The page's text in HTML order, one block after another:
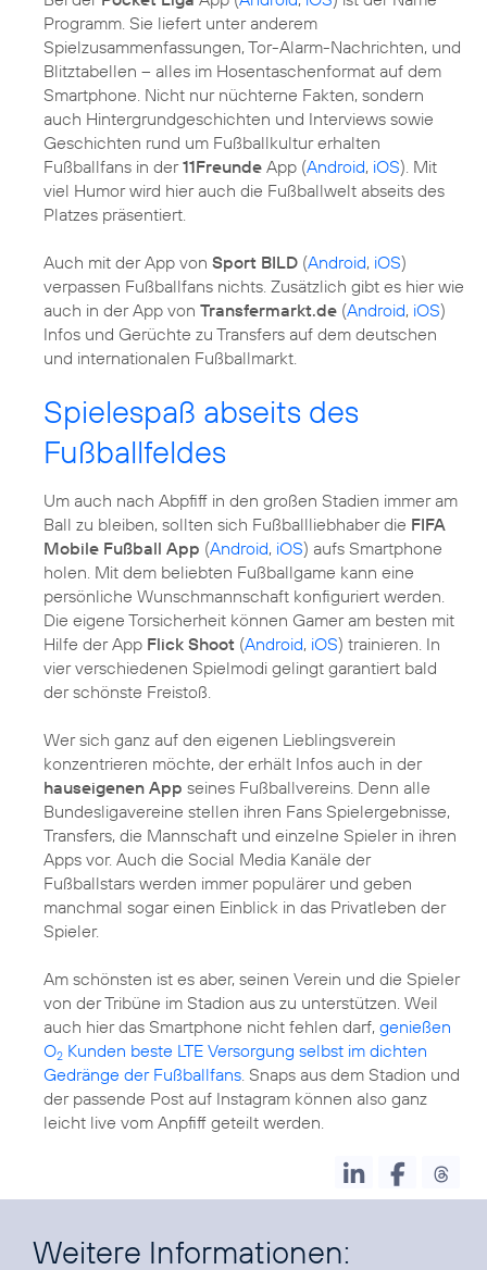
Programm. Sie liefert unter anderem
Spielzusammenfassungen, Tor-Alarm-Nachrichten, und
Blitztabellen – alles im Hosentaschenformat auf dem
Smartphone. Nicht nur nüchterne Fakten, sondern
auch Hintergrundgeschichten und Interviews sowie
Geschichten rund um Fußballkultur erhalten
Fußballfans in der11Freunde App (Android, iOS). Mit
viel Humor wird hier auch die Fußballwelt abseits des
Platzes präsentiert.
Auch mit der App von Sport BILD (Android, iOS)
verpassen Fußballfans nichts. Zusätzlich gibt es hier wie
auch in der App von Transfermarkt.de (Android, iOS)
Infos und Gerüchte zu Transfers auf dem deutschen
und internationalen Fußballmarkt.
Spielespaß abseits des
Fußballfeldes
Um auch nach Abpfiff in den großen Stadien immer am
Ball zu bleiben, sollten sich Fußballliebhaber die FIFA
Mobile Fußball App (Android, iOS) aufs Smartphone
holen. Mit dem beliebten Fußballgame kann eine
persönliche Wunschmannschaft konfiguriert werden.
Die eigene Torsicherheit können Gamer am besten mit
Hilfe der App Flick Shoot (Android, iOS) trainieren. In
vier verschiedenen Spielmodi gelingt garantiert bald
der schönste Freistoß.
Wer sich ganz auf den eigenen Lieblingsverein
konzentrieren möchte, der erhält Infos auch in der
hauseigenen App seines Fußballvereins. Denn alle
Bundesligavereine stellen ihren Fans Spielergebnisse,
Transfers, die Mannschaft und einzelne Spieler in ihren
Apps vor. Auch die Social Media Kanäle der
Fußballstars werden immer populärer und geben
manchmal sogar einen Einblick in das Privatleben der
Spieler.
Am schönsten ist es aber, seinen Verein und die Spieler
von der Tribüne im Stadion aus zu unterstützen. Weil
auch hier das Smartphone nicht fehlen darf, genießen
O2 Kunden beste LTE Versorgung selbst im dichten
Gedränge der Fußballfans. Snaps aus dem Stadion und
der passende Post auf Instagram können also ganz
leicht live vom Anpfiff geteilt werden.
Weitere Informationen: